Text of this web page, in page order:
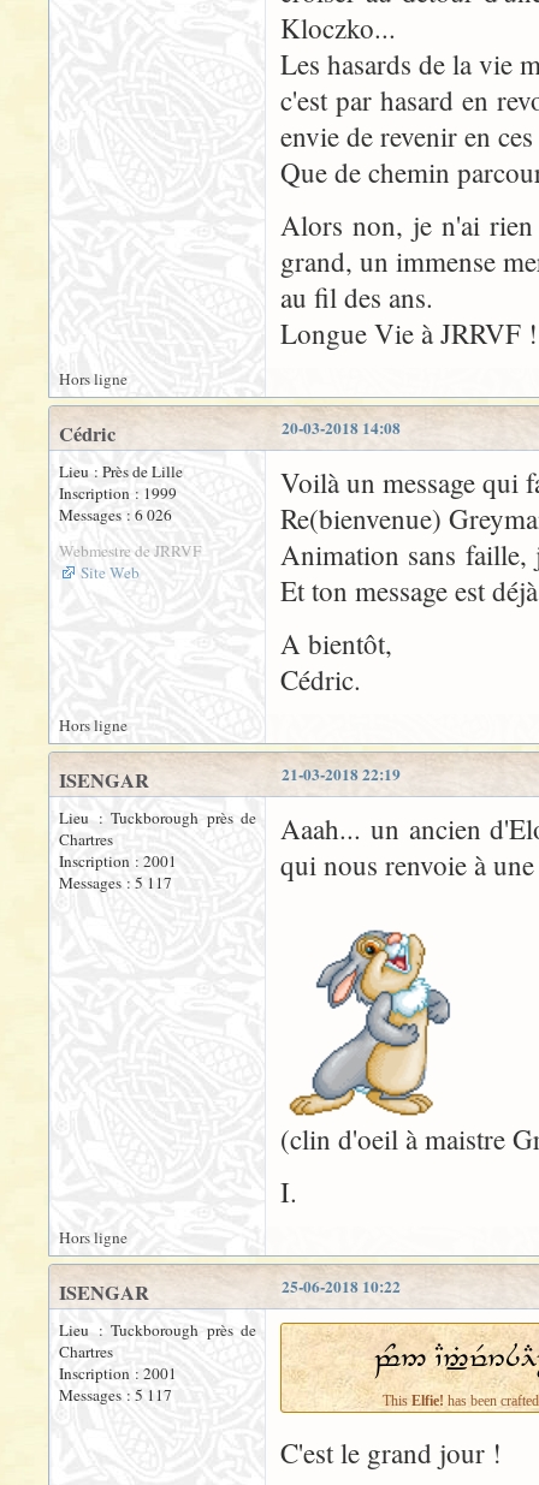
Kloczko...
Les hasards de la vie
c'est par hasard en
envie de revenir en
Que de chemin
Alors non, je n'ai rien
grand, un immense
au fil des ans.
Longue Vie à JRRVF !
Hors ligne
20-03-2018 14:08
Cédric
Lieu : Près de Lille
Inscription : 1999
Messages : 6 026
Webmestre de JRRVF
Site Web
Voilà un message qui
Re(bienvenue)
Animation sans faille,
Et ton message est
A bientôt,
Cédric.
Hors ligne
21-03-2018 22:19
ISENGAR
Lieu : Tuckborough près de
Chartres
Inscription : 2001
Messages : 5 117
Aaah... un ancien
qui nous renvoie à
(clin d'oeil à maistre
I.
Hors ligne
25-06-2018 10:22
ISENGAR
Lieu : Tuckborough près de
Chartres
Inscription : 2001
Messages : 5 117
C'est le grand jour !